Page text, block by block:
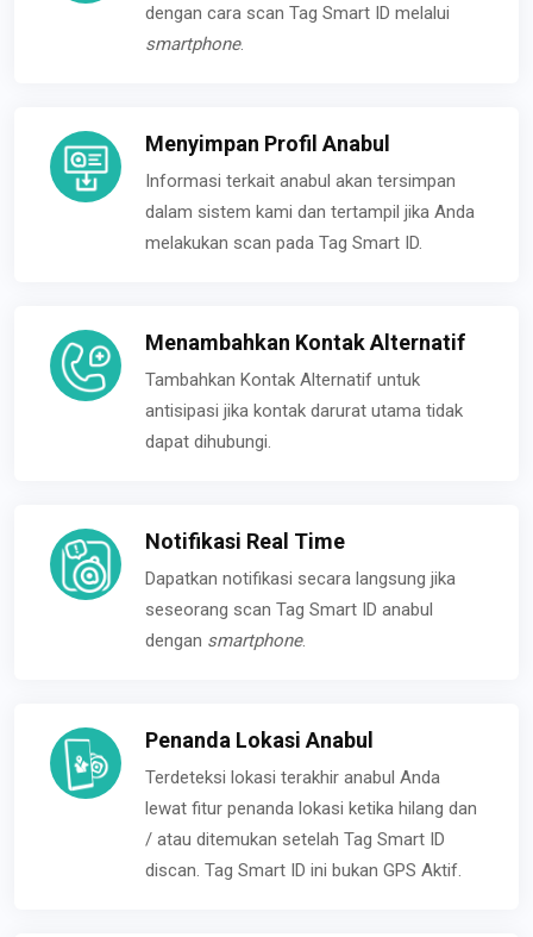
dengan cara scan Tag Smart ID melalui
smartphone.
Menyimpan Profil Anabul
Informasi terkait anabul akan tersimpan
dalam sistem kami dan tertampil jika Anda
melakukan scan pada Tag Smart ID.
Menambahkan Kontak Alternatif
Tambahkan Kontak Alternatif untuk
antisipasi jika kontak darurat utama tidak
dapat dihubungi.
Notifikasi Real Time
Dapatkan notifikasi secara langsung jika
seseorang scan Tag Smart ID anabul
dengan smartphone.
Penanda Lokasi Anabul
Terdeteksi lokasi terakhir anabul Anda
lewat fitur penanda lokasi ketika hilang dan
/ atau ditemukan setelah Tag Smart ID
discan. Tag Smart ID ini bukan GPS Aktif.